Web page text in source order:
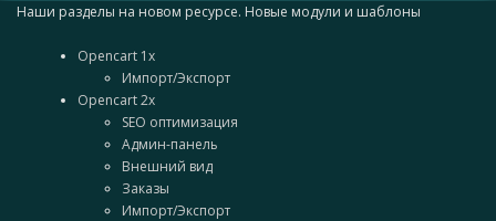
Наши разделы на новом ресурсе. Новые модули и шаблоны
Opencart 1x
Импорт/Экспорт
Opencart 2x
SEO оптимизация
Админ-панель
Внешний вид
Заказы
Импорт/Экспорт